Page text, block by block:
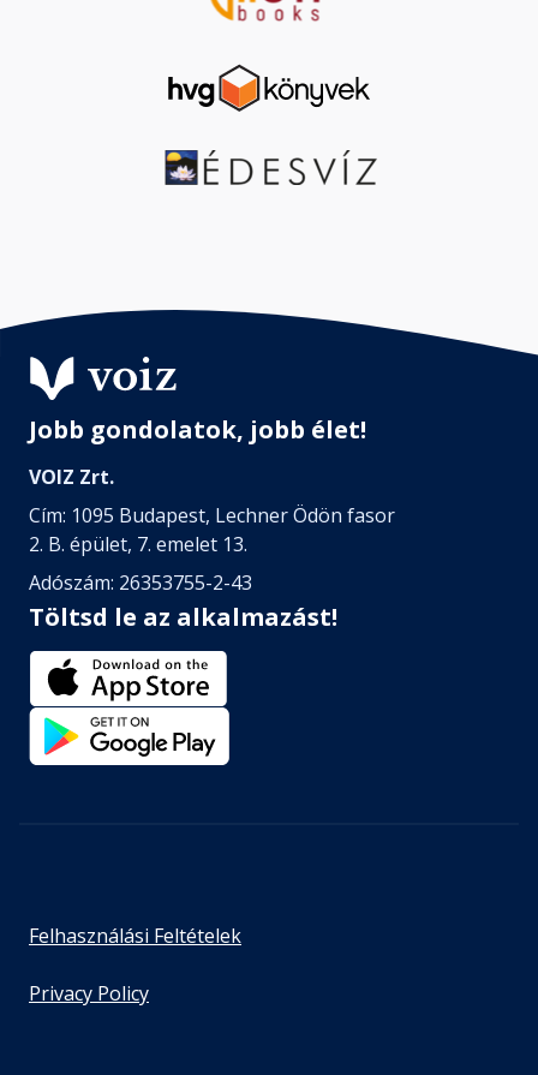
Jobb gondolatok, jobb élet!
VOIZ Zrt.
Cím: 1095 Budapest, Lechner Ödön fasor
2. B. épület, 7. emelet 13.
Adószám: 26353755-2-43
Töltsd le az alkalmazást!
Felhasználási Feltételek
Privacy Policy